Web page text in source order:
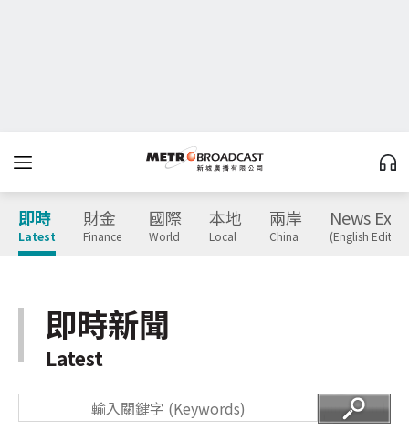
即時
Latest
財金
Finance
國際
World
本地
Local
兩岸
China
News
(English
即時新聞
Latest